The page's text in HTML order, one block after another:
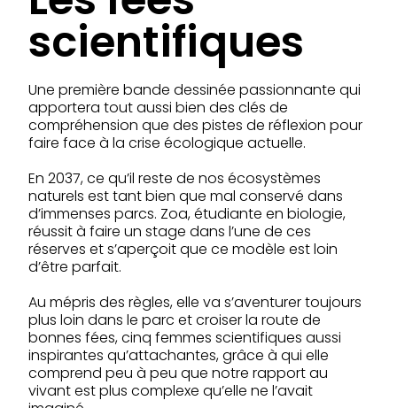
scientifiques
Une première bande dessinée passionnante qui
apportera tout aussi bien des clés de
compréhension que des pistes de réflexion pour
faire face à la crise écologique actuelle.
En 2037, ce qu’il reste de nos écosystèmes
naturels est tant bien que mal conservé dans
d’immenses parcs. Zoa, étudiante en biologie,
réussit à faire un stage dans l’une de ces
réserves et s’aperçoit que ce modèle est loin
d’être parfait.
Au mépris des règles, elle va s’aventurer toujours
plus loin dans le parc et croiser la route de
bonnes fées, cinq femmes scientifiques aussi
inspirantes qu’attachantes, grâce à qui elle
comprend peu à peu que notre rapport au
vivant est plus complexe qu’elle ne l’avait